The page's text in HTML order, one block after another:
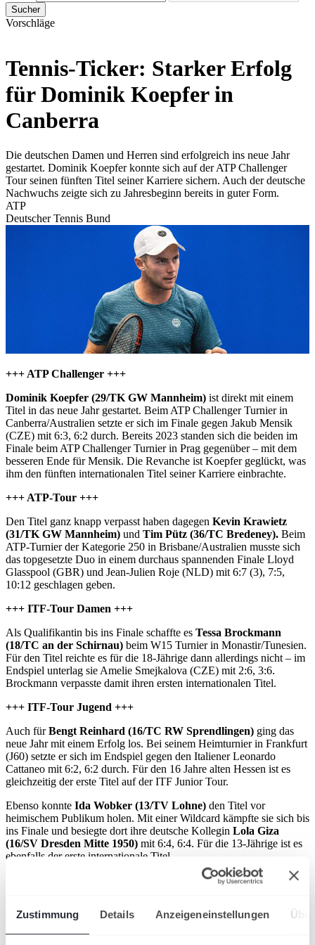
Zustimmung Details Anzeigeneinstellungen
Sucher
Vorschläge
Tennis-Ticker: Starker Erfolg
für Dominik Koepfer in
Canberra
Die deutschen Damen und Herren sind erfolgreich ins neue Jahr
gestartet. Dominik Koepfer konnte sich auf der ATP Challenger
Tour seinen fünften Titel seiner Karriere sichern. Auch der deutsche
Nachwuchs zeigte sich zu Jahresbeginn bereits in guter Form.
ATP
Deutscher Tennis Bund
+++ ATP Challenger +++
Dominik Koepfer (29/TK GW Mannheim) ist direkt mit einem
Titel in das neue Jahr gestartet. Beim ATP Challenger Turnier in
Canberra/Australien setzte er sich im Finale gegen Jakub Mensik
(CZE) mit 6:3, 6:2 durch. Bereits 2023 standen sich die beiden im
Finale beim ATP Challenger Turnier in Prag gegenüber – mit dem
besseren Ende für Mensik. Die Revanche ist Koepfer geglückt, was
ihm den fünften internationalen Titel seiner Karriere einbrachte.
+++ ATP-Tour +++
Den Titel ganz knapp verpasst haben dagegen Kevin Krawietz
(31/TK GW Mannheim) und Tim Pütz (36/TC Bredeney). Beim
ATP-Turnier der Kategorie 250 in Brisbane/Australien musste sich
das topgesetzte Duo in einem durchaus spannenden Finale Lloyd
Glasspool (GBR) und Jean-Julien Roje (NLD) mit 6:7 (3), 7:5,
10:12 geschlagen geben.
+++ ITF-Tour Damen +++
Als Qualifikantin bis ins Finale schaffte es Tessa Brockmann
(18/TC an der Schirnau) beim W15 Turnier in Monastir/Tunesien.
Für den Titel reichte es für die 18-Jährige dann allerdings nicht – im
Endspiel unterlag sie Amelie Smejkalova (CZE) mit 2:6, 3:6.
Brockmann verpasste damit ihren ersten internationalen Titel.
+++ ITF-Tour Jugend +++
Auch fürBengt Reinhard (16/TC RW Sprendlingen) ging das
neue Jahr mit einem Erfolg los. Bei seinem Heimturnier in Frankfurt
(J60) setzte er sich im Endspiel gegen den Italiener Leonardo
Cattaneo mit 6:2, 6:2 durch. Für den 16 Jahre alten Hessen ist es
gleichzeitig der erste Titel auf der ITF Junior Tour.
Ebenso konnte Ida Wobker (13/TV Lohne) den Titel vor
heimischem Publikum holen. Mit einer Wildcard kämpfte sie sich bis
ins Finale und besiegte dort ihre deutsche Kollegin Lola Giza
(16/SV Dresden Mitte 1950) mit 6:4, 6:4. Für die 13-Jährige ist es
ebenfalls der erste internationale Titel.
einen Titel verbuchen. Als Topgesetzte besiegte sie im Endspiel